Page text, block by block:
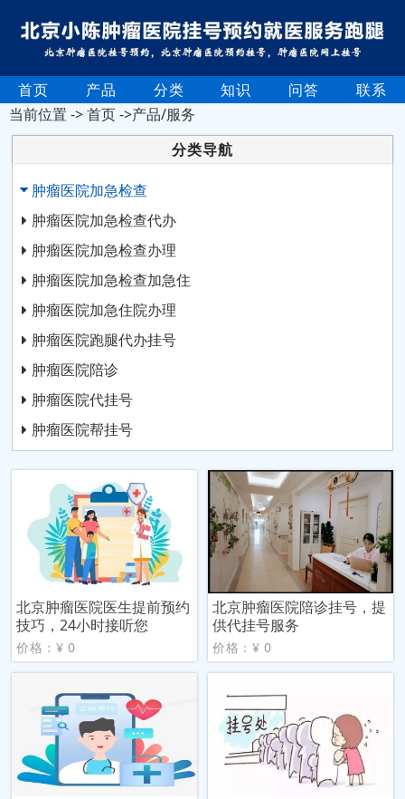
首页 产品 分类 知识 问答
联系
当前位置 ->首页->产品/服务
分类导航
肿瘤医院加急检查
肿瘤医院加急检查代办
肿瘤医院加急检查办理
肿瘤医院加急检查加急住
肿瘤医院加急住院办理
肿瘤医院跑腿代办挂号
肿瘤医院陪诊
肿瘤医院代挂号
肿瘤医院帮挂号
北京肿瘤医院医生提前预约
技巧，24小时接听您
价格：¥ 0
北京肿瘤医院陪诊挂号，提
供代挂号服务
价格：¥ 0